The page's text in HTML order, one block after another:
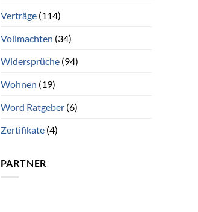
Verträge(114)
Vollmachten (34)
Widersprüche(94)
Wohnen (19)
Word Ratgeber(6)
Zertifikate(4)
PARTNER